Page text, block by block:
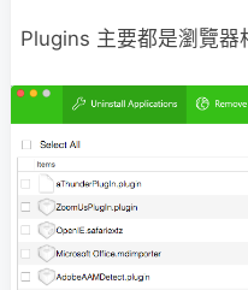
Plugins 主要都是瀏覽器